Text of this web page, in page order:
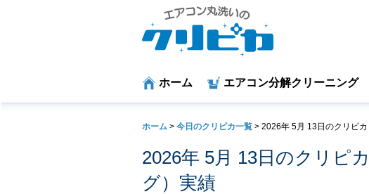
ホーム エアコン分解クリーニング
ホーム > 今日のクリピカ一覧 > 2026年 5月 13日のクリピカ
2026年 5月 13日のクリピ
グ）実績